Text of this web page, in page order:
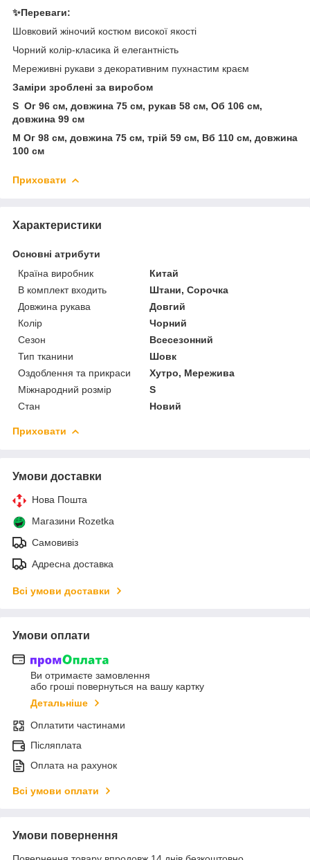
✨️Переваги:
Шовковий жіночий костюм високої якості
Чорний колір-класика й елегантність
Мереживні рукави з декоративним пухнастим краєм
Заміри зроблені за виробом
S Ог 96 см, довжина 75 см, рукав 58 см, Об 106 см,
довжина 99 см
М Ог 98 см, довжина 75 см, трій 59 см, Вб 110 см, довжина
100 см
Приховати
Характеристики
Основні атрибути
Країна виробник
Китай
В комплект входить
Штани, Сорочка
Довжина рукава
Довгий
Колір
Чорний
Сезон
Всесезонний
Тип тканини
Шовк
Оздоблення та прикраси
Хутро, Мережива
Міжнародний розмір
S
Стан
Новий
Приховати
Умови доставки
Нова Пошта
Магазини Rozetka
Самовивіз
Адресна доставка
Всі умови доставки
Умови оплати
Ви отримаєте замовлення
або гроші повернуться на вашу картку
Детальніше
Оплатити частинами
Післяплата
Оплата на рахунок
Всі умови оплати
Умови повернення